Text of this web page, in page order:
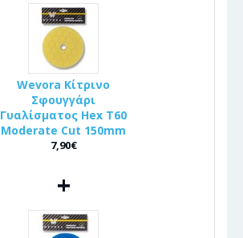
Wevora Κίτρινο
Σφουγγάρι
Γυαλίσματος Hex T60
Moderate Cut 150mm
7,90€
+